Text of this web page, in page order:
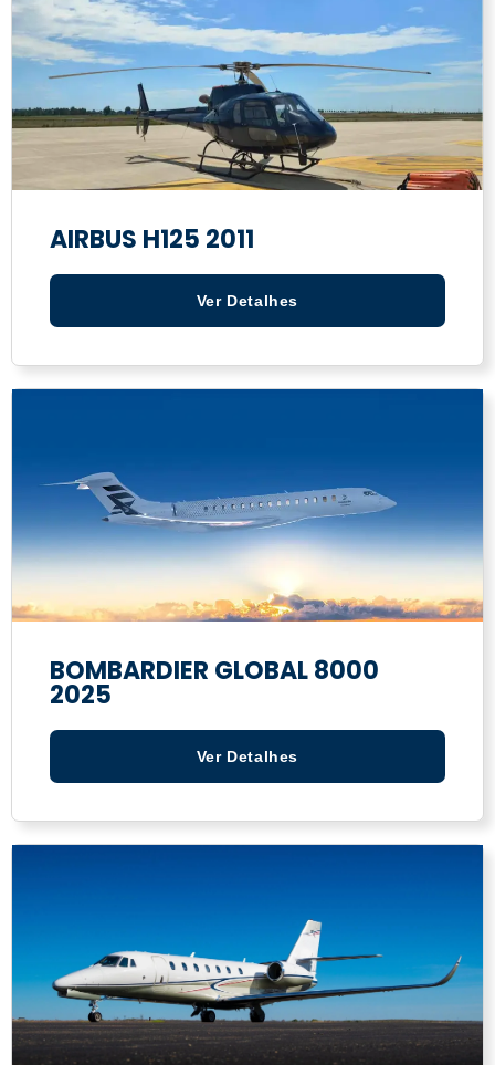
AIRBUS H125 2011
Ver Detalhes
BOMBARDIER GLOBAL 8000
2025
Ver Detalhes